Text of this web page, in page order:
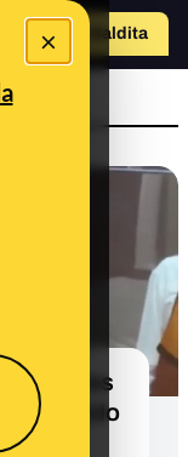
×
Hazte Maldito
con tres
ha sido